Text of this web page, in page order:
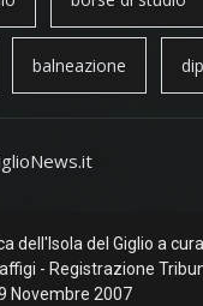
balneazione
dell'Isola del Giglio a
- Registrazione
Novembre 2007